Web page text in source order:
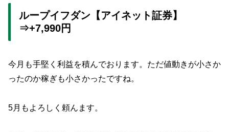
ループイフダン【アイネット証券】
⇒+7,990円
今月も手堅く利益を積んでおります。ただ値動きが小さか
ったのか稼ぎも小さかったですね。
5月もよろしく頼んます。